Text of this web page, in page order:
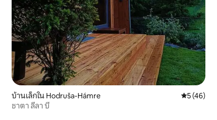
บ้านเล็กใน Hodruša-Hámre คะแนนเฉลี่
5 (46)
ชาตา ลีลา บี